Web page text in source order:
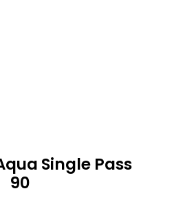
Single Pass
90